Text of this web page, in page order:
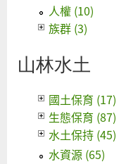
人權 (10)
族群 (3)
山林水土
國土保育 (17)
生態保育 (87)
水土保持 (45)
水資源 (65)